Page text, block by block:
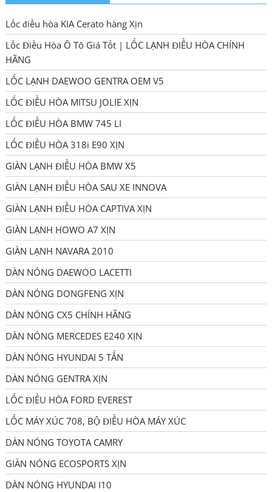
Lốc điều hòa KIA Cerato hàng Xịn
Lốc Điều Hòa Ô Tô Giá Tốt | LỐC LẠNH ĐIỀU HÒA CHÍNH
HÃNG
LỐC LẠNH DAEWOO GENTRA OEM V5
LỐC ĐIỀU HÒA MITSU JOLIE XỊN
LỐC ĐIỀU HÒA BMW 745 LI
LỐC ĐIỀU HÒA 318i E90 XỊN
GIÀN LẠNH ĐIỀU HÒA BMW X5
GIÀN LẠNH ĐIỀU HÒA SAU XE INNOVA
GIÀN LẠNH ĐIỀU HÒA CAPTIVA XỊN
GIÀN LẠNH HOWO A7 XỊN
GIÀN LẠNH NAVARA 2010
DÀN NÓNG DAEWOO LACETTI
DÀN NÓNG DONGFENG XỊN
DÀN NÓNG CX5 CHÍNH HÃNG
DÀN NÓNG MERCEDES E240 XỊN
DÀN NÓNG HYUNDAI 5 TẤN
DÀN NÓNG GENTRA XỊN
LỐC ĐIỀU HÒA FORD EVEREST
LỐC MÁY XÚC 708, BỘ ĐIỀU HÒA MÁY XÚC
DÀN NÓNG TOYOTA CAMRY
GIÀN NÓNG ECOSPORTS XỊN
DÀN NÓNG HYUNDAI I10